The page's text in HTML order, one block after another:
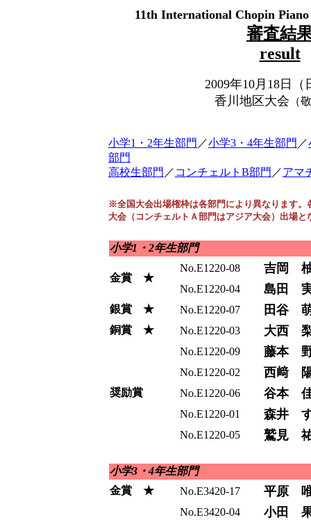
11th International Chopin
審査結
result
2009年10月18日（
香川地区大会 （
小学1・2年生部門 ／小学3・4年生部門 ／
部門
高校生部門 ／ コンチェルトB部門 ／アマ
※全国大会出場権枠は各部門により異なります
大会（コンチェルトＡ部門はアジア大会）出場と
小学1・2年生部門
金賞 ★
No.E1220-08 吉岡
No.E1220-04 島田
銀賞 ★ No.E1220-07 田谷
銅賞 ★ No.E1220-03 大西
奨励賞
No.E1220-09 藤本
No.E1220-02 西﨑
No.E1220-06 谷本
No.E1220-01 森井
No.E1220-05 鷲見
小学3・4年生部門
金賞 ★
No.E3420-17 平原
No.E3420-04 小田